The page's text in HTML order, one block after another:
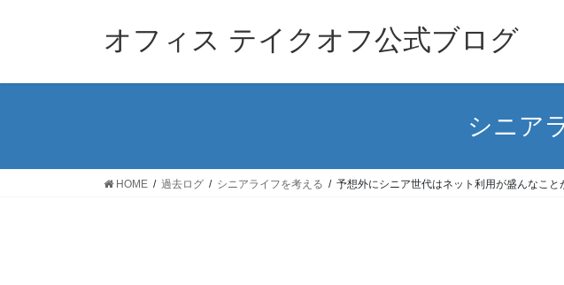
オフィス テイクオフ公式ブログ
シニア
HOME 過去ログ シニアライフを考える 予想外にシニア世代はネット利用が盛んなこと